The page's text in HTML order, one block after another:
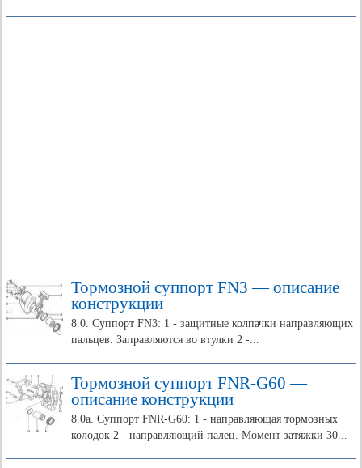
Тормозной суппорт FN3 — описание
конструкции
8.0. Суппорт FN3: 1 - защитные колпачки направляющих
пальцев. Заправляются во втулки 2 -...
Тормозной суппорт FNR-G60 —
описание конструкции
8.0а. Суппорт FNR-G60: 1 - направляющая тормозных
колодок 2 - направляющий палец. Момент затяжки 30...